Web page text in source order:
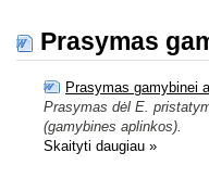
Prasymas
Prasymas gamybinei
Prasymas dėl E.
(gamybines aplinkos).
Skaityti daugiau »